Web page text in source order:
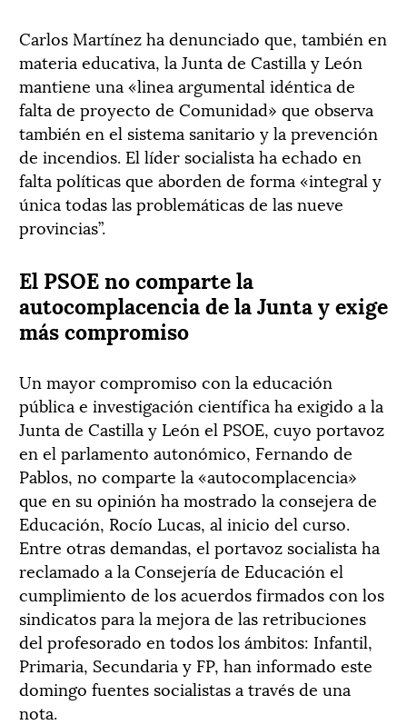
Carlos Martínez ha denunciado que, también en
materia educativa, la Junta de Castilla y León
mantiene una «linea argumental idéntica de
falta de proyecto de Comunidad» que observa
también en el sistema sanitario y la prevención
de incendios. El líder socialista ha echado en
falta políticas que aborden de forma «integral y
única todas las problemáticas de las nueve
provincias”.
El PSOE no comparte la
autocomplacencia de la Junta y exige
más compromiso
Un mayor compromiso con la educación
pública e investigación científica ha exigido a la
Junta de Castilla y León el PSOE, cuyo portavoz
en el parlamento autonómico, Fernando de
Pablos, no comparte la «autocomplacencia»
que en su opinión ha mostrado la consejera de
Educación, Rocío Lucas, al inicio del curso.
Entre otras demandas, el portavoz socialista ha
reclamado a la Consejería de Educación el
cumplimiento de los acuerdos firmados con los
sindicatos para la mejora de las retribuciones
del profesorado en todos los ámbitos: Infantil,
Primaria, Secundaria y FP, han informado este
domingo fuentes socialistas a través de una
nota.